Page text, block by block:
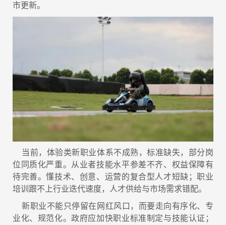
市更新。
当前，体验类新职业体系不成熟，标准缺失，部分岗
位同质化严重。从业者技能水平参差不齐、权益保障有
待完善。懂技术、创意、运营的复合型人才短缺；职业
培训跟不上行业迭代速度，人才供给与市场需求错配。
新职业不能只停留在网红风口，而要走向有序化、专
业化、规范化。政府应加快职业标准制定与技能认证；